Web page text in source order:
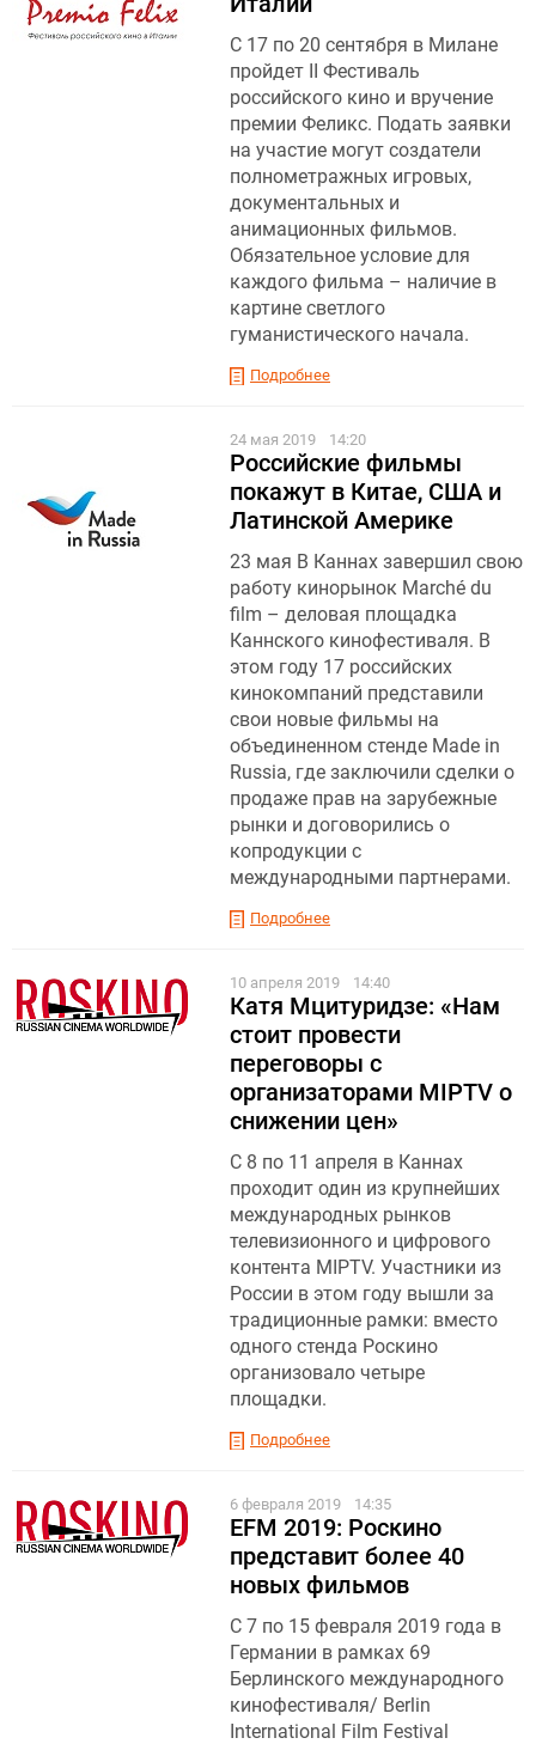
С 17 по 20 сентября в Милане
пройдет II Фестиваль
российского кино и вручение
премии Феликс. Подать заявки
на участие могут создатели
полнометражных игровых,
документальных и
анимационных фильмов.
Обязательное условие для
каждого фильма – наличие в
картине светлого
гуманистического начала.
Подробнее
24 мая 2019 14:20
Российские фильмы
покажут в Китае, США и
Латинской Америке
23 мая В Каннах завершил свою
работу кинорынок Marché du
film – деловая площадка
Каннского кинофестиваля. В
этом году 17 российских
кинокомпаний представили
свои новые фильмы на
объединенном стенде Made in
Russia, где заключили сделки о
продаже прав на зарубежные
рынки и договорились о
копродукции с
международными партнерами.
Подробнее
10 апреля 2019 14:40
Катя Мцитуридзе: «Нам
стоит провести
переговоры с
организаторами MIPTV о
снижении цен»
С 8 по 11 апреля в Каннах
проходит один из крупнейших
международных рынков
телевизионного и цифрового
контента MIPTV. Участники из
России в этом году вышли за
традиционные рамки: вместо
одного стенда Роскино
организовало четыре
площадки.
Подробнее
6 февраля 2019 14:35
EFM 2019: Роскино
представит более 40
новых фильмов
С 7 по 15 февраля 2019 года в
Германии в рамках 69
Берлинского международного
кинофестиваля/ Berlin
International Film Festival